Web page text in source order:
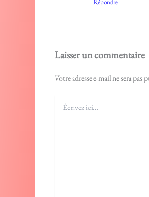
Répondre
Laisser un commentaire
Votre adresse e-mail ne sera pas
ici…